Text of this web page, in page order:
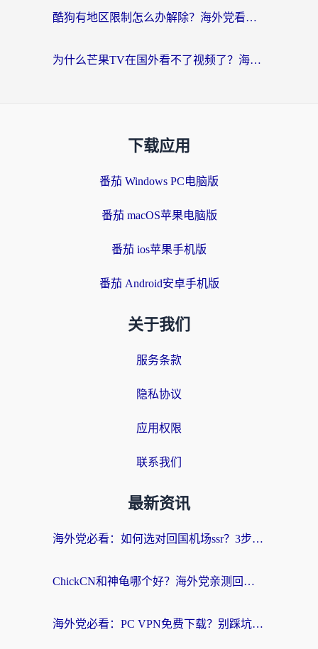
酷狗有地区限制怎么办解除？海外党看国内剧听音乐的实用加速器指南
为什么芒果TV在国外看不了视频了？海外党追剧的终极解决方案来了
下载应用
番茄 Windows PC电脑版
番茄 macOS苹果电脑版
番茄 ios苹果手机版
番茄 Android安卓手机版
关于我们
服务条款
隐私协议
应用权限
联系我们
最新资讯
海外党必看：如何选对回国机场ssr？3步解决国内资源访问难题
ChickCN和神龟哪个好？海外党亲测回国加速器的实用攻略
海外党必看：PC VPN免费下载？别踩坑！3步选对回国加速器无缝刷国内资源